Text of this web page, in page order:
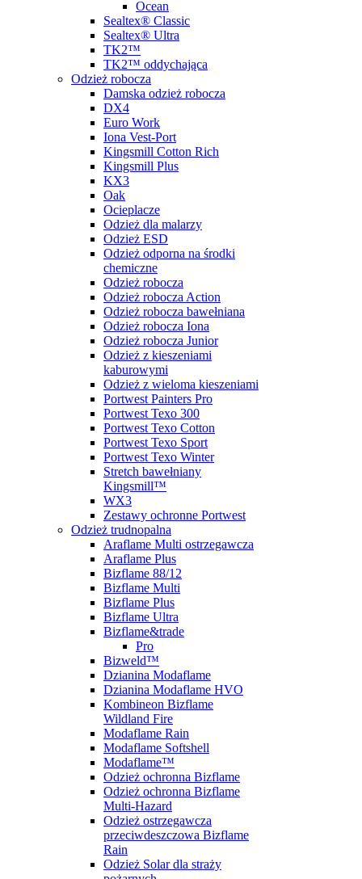
Ocean
Sealtex® Classic
Sealtex® Ultra
TK2™
TK2™ oddychająca
Odzież robocza
Damska odzież robocza
DX4
Euro Work
Iona Vest-Port
Kingsmill Cotton Rich
Kingsmill Plus
KX3
Oak
Ocieplacze
Odzież dla malarzy
Odzież ESD
Odzież odporna na środki
chemiczne
Odzież robocza
Odzież robocza Action
Odzież robocza bawełniana
Odzież robocza Iona
Odzież robocza Junior
Odzież z kieszeniami
kaburowymi
Odzież z wieloma kieszeniami
Portwest Painters Pro
Portwest Texo 300
Portwest Texo Cotton
Portwest Texo Sport
Portwest Texo Winter
Stretch bawełniany
Kingsmill™
WX3
Zestawy ochronne Portwest
Odzież trudnopalna
Araflame Multi ostrzegawcza
Araflame Plus
Bizflame 88/12
Bizflame Multi
Bizflame Plus
Bizflame Ultra
Bizflame&trade
Pro
Bizweld™
Dzianina Modaflame
Dzianina Modaflame HVO
Kombineon Bizflame
Wildland Fire
Modaflame Rain
Modaflame Softshell
Modaflame™
Odzież ochronna Bizflame
Odzież ochronna Bizflame
Multi-Hazard
Odzież ostrzegawcza
przeciwdeszczowa Bizflame
Rain
Odzież Solar dla straży